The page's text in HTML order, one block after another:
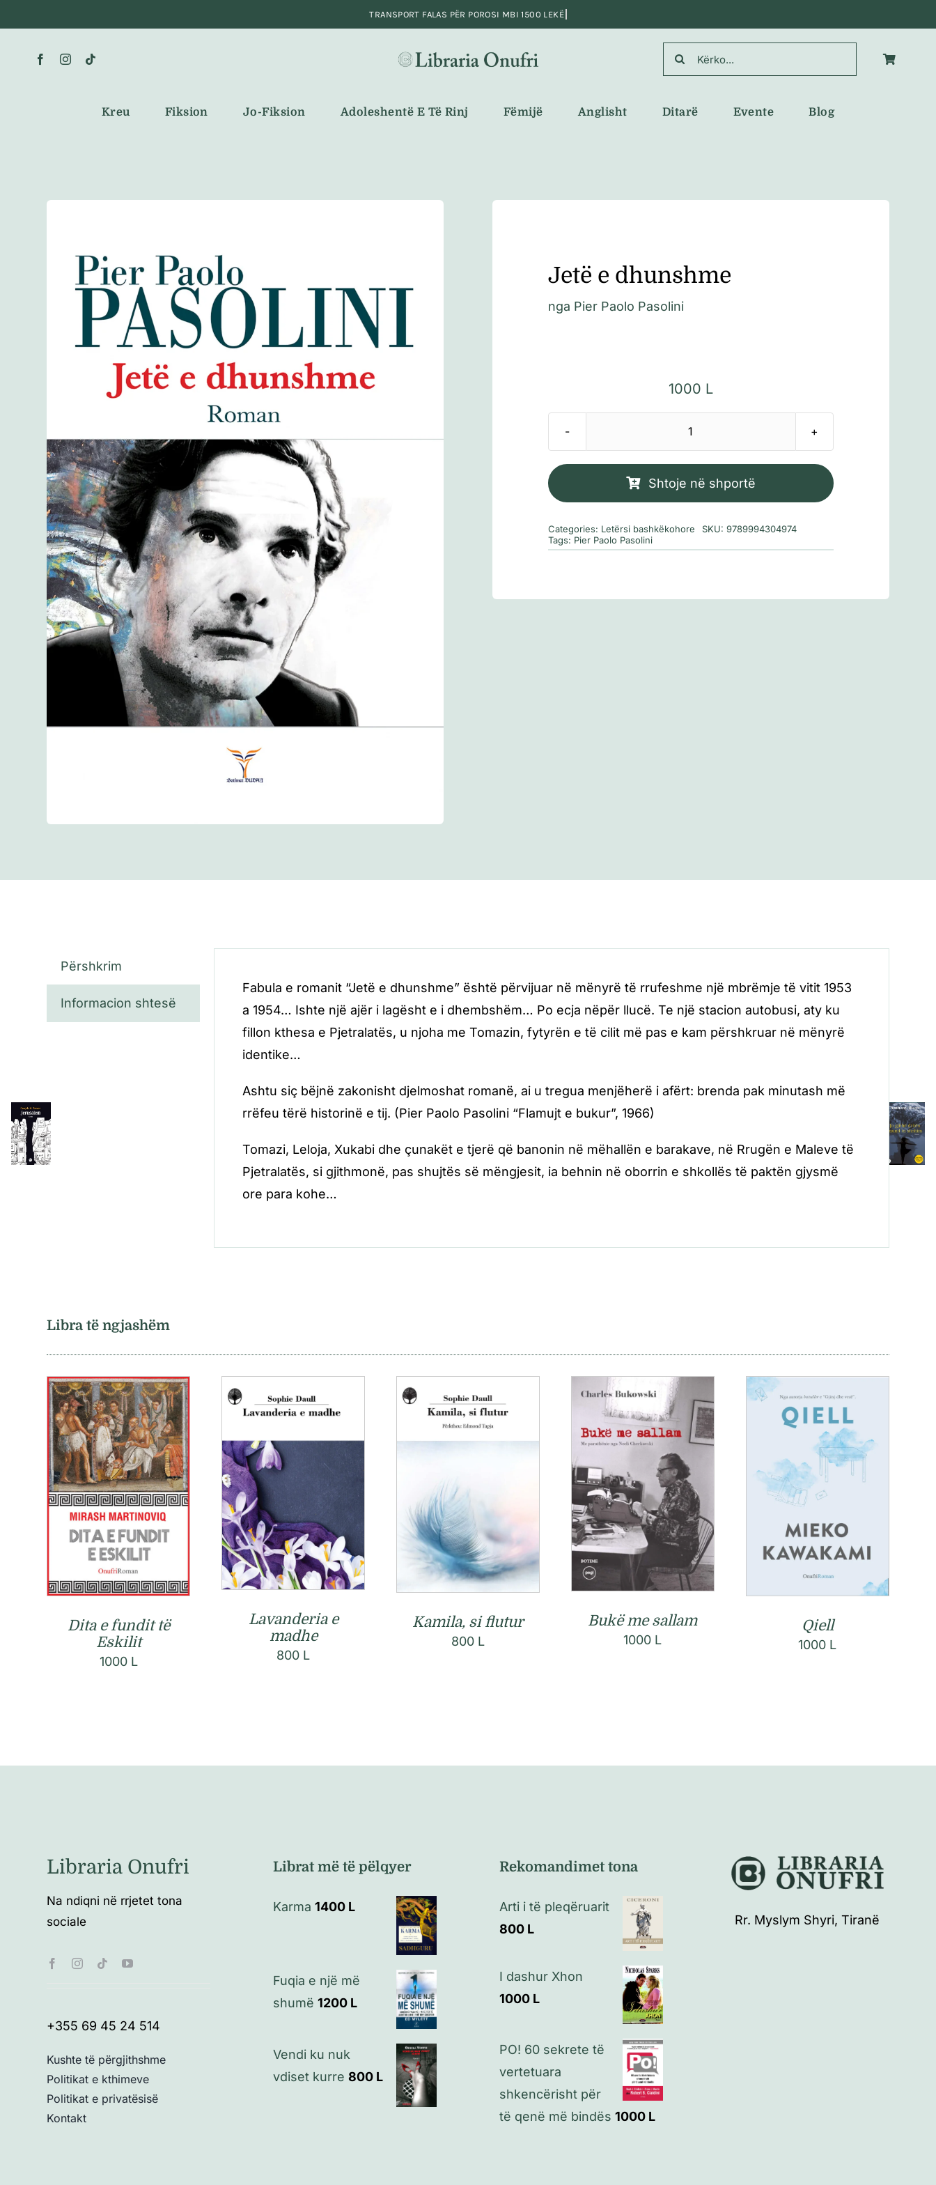
to
content
Search
for:
Kreu Fiksion Jo-Fiksion Adoleshentë E Të Rinj Fëmijë Anglisht Ditarë Evente Blog
Jetë e dhunshme
nga Pier Paolo Pasolini
1000 L
Sasi
e
Shtoje në shportë
Categories: Letërsi bashkëkohore SKU: 9789994304974
Tags: Pier Paolo Pasolini
Përshkrim
Informacion shtesë
Fabula e romanit “Jetë e dhunshme” është përvijuar në mënyrë të rrufeshme një mbrëmje të vitit 1953
a 1954… Ishte një ajër i lagësht e i dhembshëm… Po ecja nëpër llucë. Te një stacion autobusi, aty ku
fillon kthesa e Pjetralatës, u njoha me Tomazin, fytyrën e të cilit më pas e kam përshkruar në mënyrë
identike…
Ashtu siç bëjnë zakonisht djelmoshat romanë, ai u tregua menjëherë i afërt: brenda pak minutash më
rrëfeu tërë historinë e tij. (Pier Paolo Pasolini “Flamujt e bukur”, 1966)
Tomazi, Leloja, Xukabi dhe çunakët e tjerë që banonin në mëhallën e barakave, në Rrugën e Maleve të
Pjetralatës, si gjithmonë, pas shujtës së mëngjesit, ia behnin në oborrin e shkollës të paktën gjysmë
ore para kohe…
Libra të ngjashëm
Dita e fundit të
Eskilit
1000 L
Lavanderia e
madhe
800 L
Kamila, si flutur
800 L
Bukë me sallam
1000 L
Qiell
1000 L
Libraria Onufri
Na ndiqni në rrjetet tona
sociale
+355 69 45 24 514
Kushte të përgjithshme
Politikat e kthimeve
Politikat e privatësisë
Kontakt
Librat më të pëlqyer
Karma 1400 L
Fuqia e një më
shumë 1200 L
Vendi ku nuk
vdiset kurre 800 L
Rekomandimet tona
Arti i të pleqëruarit
800 L
I dashur Xhon
1000 L
PO! 60 sekrete të
vertetuara
shkencërisht për
të qenë më bindës 1000 L
Rr. Myslym Shyri, Tiranë